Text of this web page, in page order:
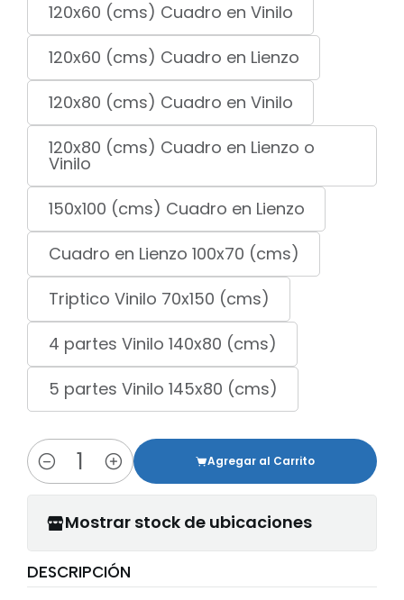
120x60 (cms) Cuadro en Vinilo
120x60 (cms) Cuadro en Lienzo
120x80 (cms) Cuadro en Vinilo
120x80 (cms) Cuadro en Lienzo o
Vinilo
150x100 (cms) Cuadro en Lienzo
Cuadro en Lienzo 100x70 (cms)
Triptico Vinilo 70x150 (cms)
4 partes Vinilo 140x80 (cms)
5 partes Vinilo 145x80 (cms)
Cantidad
Agregar al Carrito
Mostrar stock de ubicaciones
DESCRIPCIÓN